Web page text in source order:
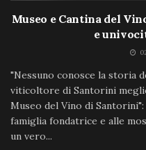
Museo e Cantina del
e
"Nessuno conosce la storia
viticoltore di Santorini
Museo del Vino di
famiglia fondatrice e alle
un vero...